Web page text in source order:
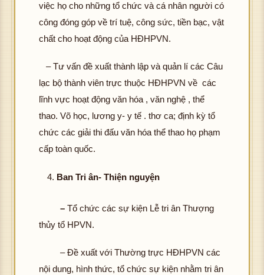
việc họ cho những tổ chức và cá nhân người có
công đóng góp về trí tuệ, công sức, tiền bạc, vật
chất cho hoạt động của HĐHPVN.
– Tư vấn đề xuất thành lập và quản lí các Câu
lạc bộ thành viên trực thuộc HĐHPVN về các
lĩnh vực hoạt động văn hóa , văn nghệ , thể
thao. Võ học, lương y- y tế . thơ ca; định kỳ tổ
chức các giải thi đấu văn hóa thể thao họ phạm
cấp toàn quốc.
Ban Tri ân- Thiện nguyện
–Tổ chức các sự kiện Lễ tri ân Thượng
thủy tổ HPVN.
– Đề xuất với Thường trực HĐHPVN các
nội dung, hình thức, tổ chức sự kiện nhằm tri ân